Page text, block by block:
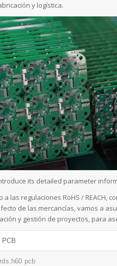
y logística.
its detailed parameter
las regulaciones RoHS / REACH,
de las mercancías, vamos a
y gestión de proyectos, para
PCB
pcb